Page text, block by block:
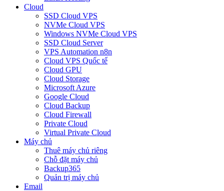
Cloud
SSD Cloud VPS
NVMe Cloud VPS
Windows NVMe Cloud VPS
SSD Cloud Server
VPS Automation n8n
Cloud VPS Quốc tế
Cloud GPU
Cloud Storage
Microsoft Azure
Google Cloud
Cloud Backup
Cloud Firewall
Private Cloud
Virtual Private Cloud
Máy chủ
Thuê máy chủ riêng
Chỗ đặt máy chủ
Backup365
Quản trị máy chủ
Email